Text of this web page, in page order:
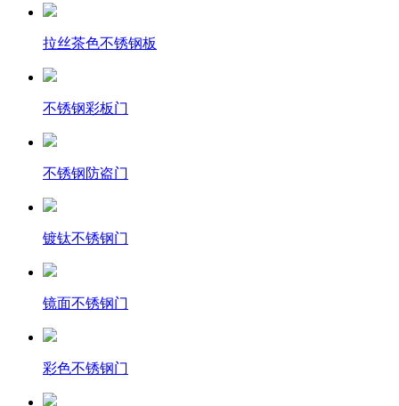
拉丝茶色不锈钢板
不锈钢彩板门
不锈钢防盗门
镀钛不锈钢门
镜面不锈钢门
彩色不锈钢门